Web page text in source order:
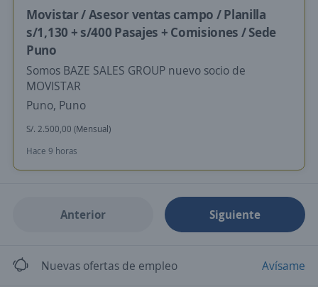
Movistar / Asesor ventas campo / Planilla
s/1,130 + s/400 Pasajes + Comisiones / Sede
Puno
Somos BAZE SALES GROUP nuevo socio de
MOVISTAR
Puno, Puno
S/. 2.500,00 (Mensual)
Hace 9 horas
Anterior Siguiente
Nuevas ofertas de empleo Avísame